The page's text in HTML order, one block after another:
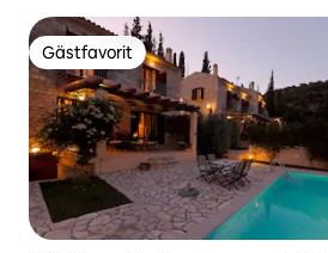
Gästfavorit
Gästfavorit